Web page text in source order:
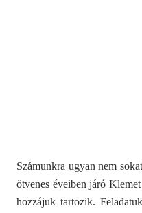
Számunkra ugyan nem
ötvenes éveiben járó
hozzájuk tartozik.